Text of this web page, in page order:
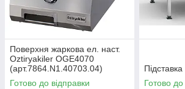
Поверхня жаркова ел. наст.
Oztiryakiler OGE4070
(арт.7864.N1.40703.04)
Готово до відправки
Готово до